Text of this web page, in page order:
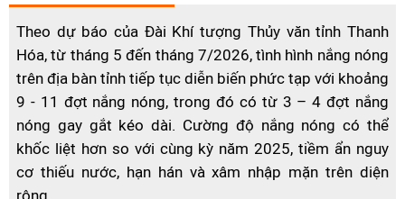
Theo dự báo của Đài Khí tượng Thủy văn tỉnh Thanh
Hóa, từ tháng 5 đến tháng 7/2026, tình hình nắng nóng
trên địa bàn tỉnh tiếp tục diễn biến phức tạp với khoảng
9 - 11 đợt nắng nóng, trong đó có từ 3 – 4 đợt nắng
nóng gay gắt kéo dài. Cường độ nắng nóng có thể
khốc liệt hơn so với cùng kỳ năm 2025, tiềm ẩn nguy
cơ thiếu nước, hạn hán và xâm nhập mặn trên diện
rộng.